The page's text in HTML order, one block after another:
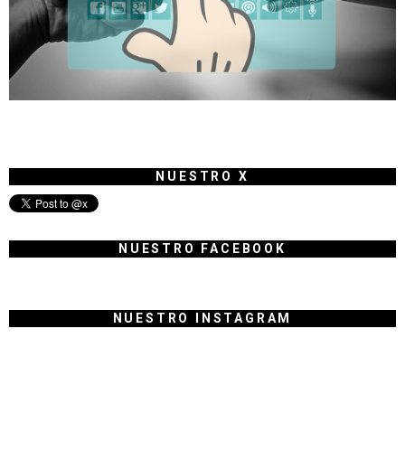
NUESTRO X
NUESTRO FACEBOOK
NUESTRO INSTAGRAM